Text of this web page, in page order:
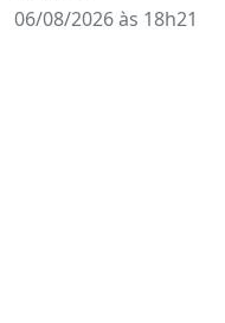
06/08/2026 às 18h21